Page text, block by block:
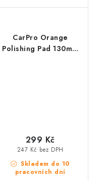
CarPro Orange
Polishing Pad 130mm
Skladem do 10
pracovních dní
247 Kč bez DPH
299 Kč